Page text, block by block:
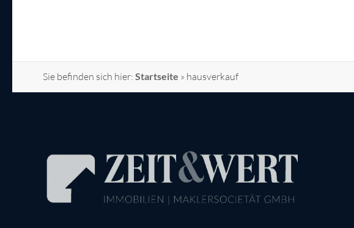
Sie befinden sich hier: Startseite » hausverkauf